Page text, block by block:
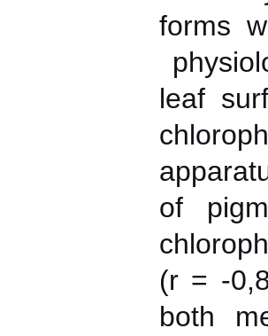
forms
leaf
of
(r = -
both